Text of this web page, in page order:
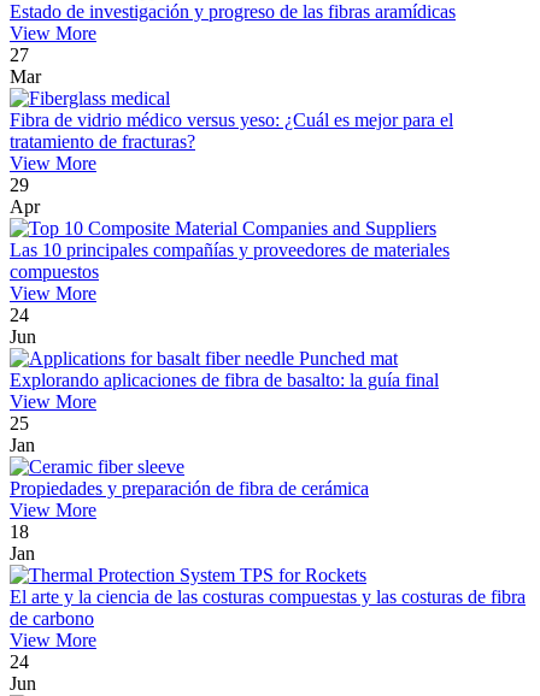
Estado de investigación y progreso de las fibras aramídicas
View More
27
Mar
Fibra de vidrio médico versus yeso: ¿Cuál es mejor para el
tratamiento de fracturas?
View More
29
Apr
Las 10 principales compañías y proveedores de materiales
compuestos
View More
24
Jun
Explorando aplicaciones de fibra de basalto: la guía final
View More
25
Jan
Propiedades y preparación de fibra de cerámica
View More
18
Jan
El arte y la ciencia de las costuras compuestas y las costuras de fibra
de carbono
View More
24
Jun